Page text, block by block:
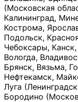
(Московская
Калининград,
Кострома,
Подольск,
Чебоксары,
Вологда,
Брянск, Вязьма,
Нефтекамск,
Луга
Бородино